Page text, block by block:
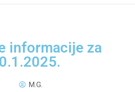
informacije za
M.G.